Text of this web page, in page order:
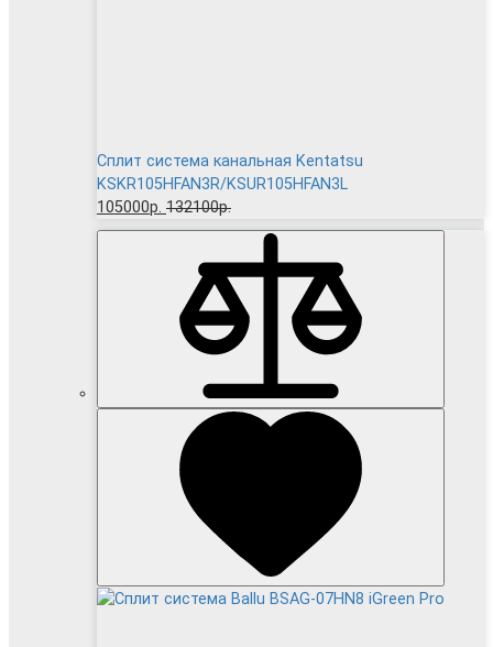
Сплит система канальная Kentatsu
KSKR105HFAN3R/KSUR105HFAN3L
105000р. 132100р.